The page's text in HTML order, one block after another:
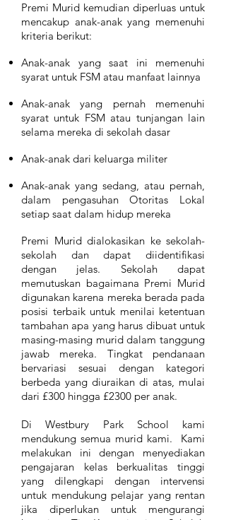
Premi Murid kemudian diperluas untuk
mencakup anak-anak yang memenuhi
kriteria berikut:
Anak-anak yang saat ini memenuhi
syarat untuk FSM atau manfaat lainnya
Anak-anak yang pernah memenuhi
syarat untuk FSM atau tunjangan lain
selama mereka di sekolah dasar
Anak-anak dari keluarga militer
Anak-anak yang sedang, atau pernah,
dalam pengasuhan Otoritas Lokal
setiap saat dalam hidup mereka
Premi Murid dialokasikan ke sekolah-
sekolah dan dapat diidentifikasi
dengan jelas. Sekolah dapat
memutuskan bagaimana Premi Murid
digunakan karena mereka berada pada
posisi terbaik untuk menilai ketentuan
tambahan apa yang harus dibuat untuk
masing-masing murid dalam tanggung
jawab mereka. Tingkat pendanaan
bervariasi sesuai dengan kategori
berbeda yang diuraikan di atas, mulai
dari £300 hingga £2300 per anak.
Di Westbury Park School kami
mendukung semua murid kami. Kami
melakukan ini dengan menyediakan
pengajaran kelas berkualitas tinggi
yang dilengkapi dengan intervensi
untuk mendukung pelajar yang rentan
jika diperlukan untuk mengurangi